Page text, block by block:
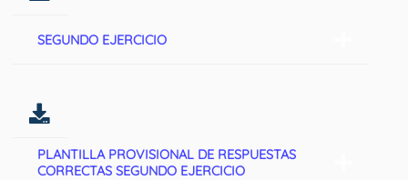
SEGUNDO EJERCICIO
PLANTILLA PROVISIONAL DE RESPUESTAS
CORRECTAS SEGUNDO EJERCICIO